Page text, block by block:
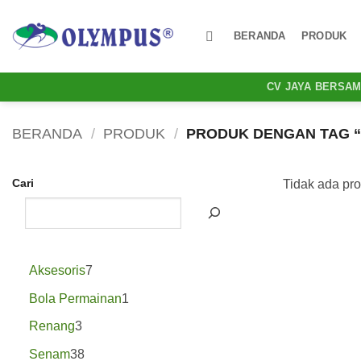
content
BERANDA PRODUK
CV JAYA
BERANDA / PRODUK / PRODUK DENGAN TAG
Cari
Aksesoris77
Bola Permainan1
Renang33
Senam3838
Tidak ada